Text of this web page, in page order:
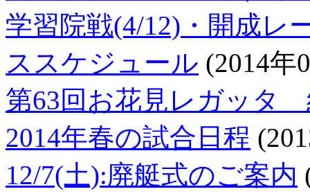
学習院戦(4/12)・開成レ
ススケジュール (2014年
第63回お花見レガッタ
2014年春の試合日程
12/7(土):廃艇式のご案内